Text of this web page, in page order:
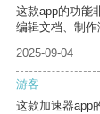
这款app的功能
编辑文档、制作
2025-09-04
游客
这款加速器app